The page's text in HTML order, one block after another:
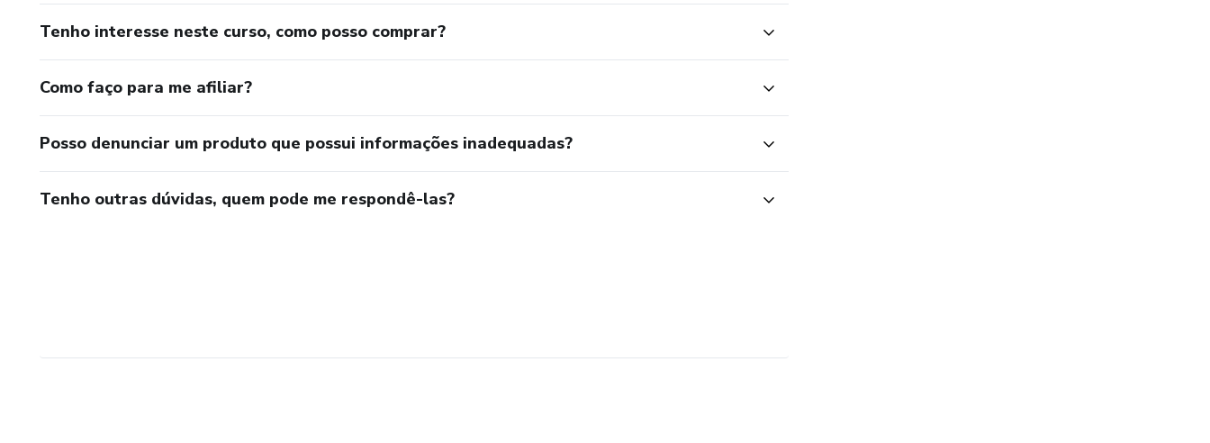
Tenho interesse neste curso, como posso comprar?
Como faço para me afiliar?
Posso denunciar um produto que possui informações inadequadas?
Tenho outras dúvidas, quem pode me respondê-las?